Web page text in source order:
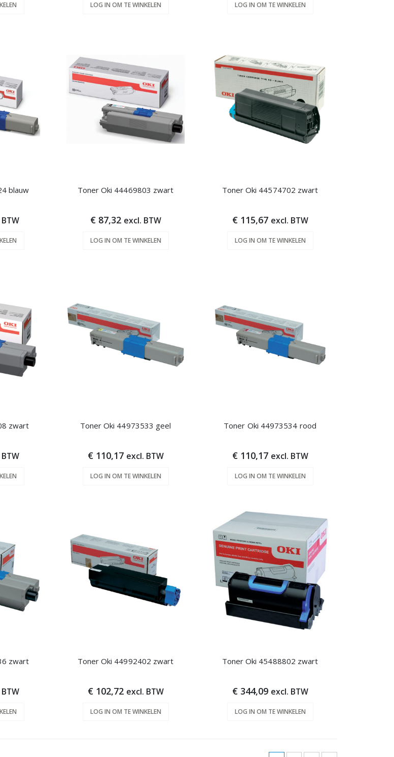
LOG IN OM TE WINKELEN LOG IN OM TE WINKELEN
blauw Toner Oki 44469803 zwart
€ 87,32 excl. BTW
LOG IN OM TE WINKELEN
Toner Oki 44574702 zwart
€ 115,67 excl. BTW
LOG IN OM TE WINKELEN
zwart Toner Oki 44973533 geel
€ 110,17 excl. BTW
LOG IN OM TE WINKELEN
Toner Oki 44973534 rood
€ 110,17 excl. BTW
LOG IN OM TE WINKELEN
zwart Toner Oki 44992402 zwart
€ 102,72 excl. BTW
LOG IN OM TE WINKELEN
Toner Oki 45488802 zwart
€ 344,09 excl. BTW
LOG IN OM TE WINKELEN